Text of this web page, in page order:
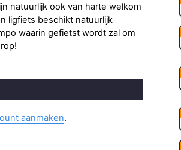
natuurlijk ook van harte welkom
ligfiets beschikt natuurlijk
waarin gefietst wordt zal om
aanmaken.